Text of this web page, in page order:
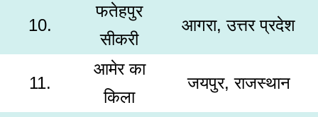
10.
फतेहपुर
सीकरी
आगरा, उत्तर प्रदेश
11.
आमेर का
किला
जयपुर, राजस्थान